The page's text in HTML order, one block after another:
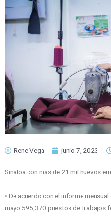
Rene Vega junio 7, 2023
Sinaloa con más de 21 mil nuevos
• De acuerdo con el informe
mayo 595,370 puestos de trabajos